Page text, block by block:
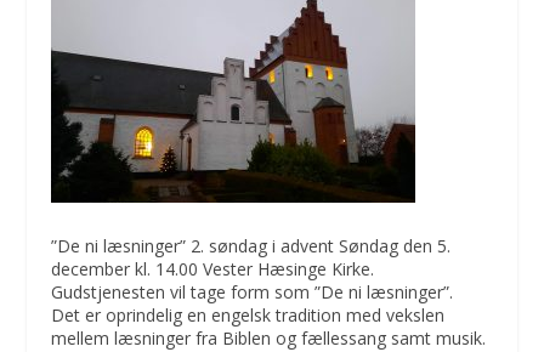
”De ni læsninger” 2. søndag i advent Søndag den 5.
december kl. 14.00 Vester Hæsinge Kirke.
Gudstjenesten vil tage form som ”De ni læsninger”.
Det er oprindelig en engelsk tradition med vekslen
mellem læsninger fra Biblen og fællessang samt musik.